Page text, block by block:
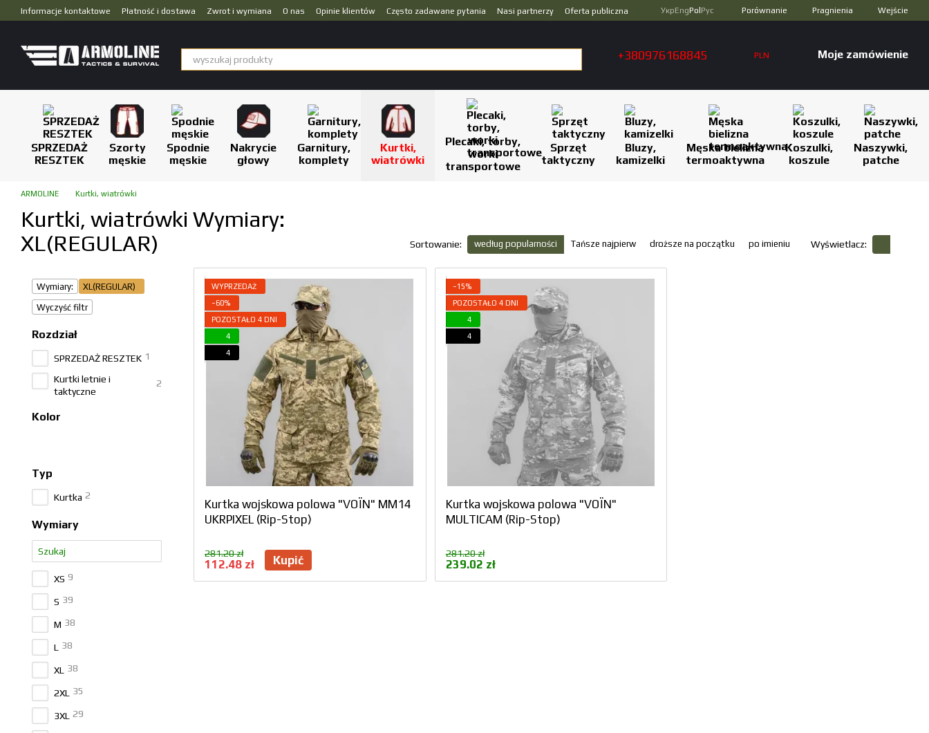
Przejdź do głównej treści
Informacje kontaktowe Płatność i dostawa Zwrot i wymiana O nas Opinie klientów Często zadawane pytania Nasi partnerzy
Oferta publiczna
УкрEngPol Рус Porównanie Pragnienia Wejście
+380976168845 PLN Moje zamówienie
SPRZEDAŻ
RESZTEK
Szorty
męskie
Spodnie
męskie
Nakrycie
głowy
Garnitury,
komplety
Kurtki,
wiatrówki
Plecaki, torby,
worki
transportowe
Sprzęt
taktyczny
Bluzy,
kamizelki
Męska bielizna
termoaktywna
Koszulki,
koszule
Naszywki,
patche
ARMOLINE Kurtki, wiatrówki
Kurtki, wiatrówki Wymiary:
XL(REGULAR)
Sortowanie: według popularności Tańsze najpierw droższe na początku po imieniu Wyświetlacz:
WYPRZEDAŻ
−60%
POZOSTAŁO 4 DNI
4
4
Kurtka wojskowa polowa "VOЇN" MM14
UKRPIXEL (Rip-Stop)
281.20 zł
112.48 zł Kupić
−15%
POZOSTAŁO 4 DNI
4
4
Kurtka wojskowa polowa "VOЇN"
MULTICAM (Rip-Stop)
281.20 zł
239.02 zł
Wymiary:
XL(REGULAR)
Wyczyść filtr
Rozdział
SPRZEDAŻ RESZTEK 1
Kurtki letnie i
taktyczne
2
Kolor
Typ
Kurtka 2
Wymiary
XS 9
S 39
M 38
L 38
XL 38
2XL 35
3XL 29